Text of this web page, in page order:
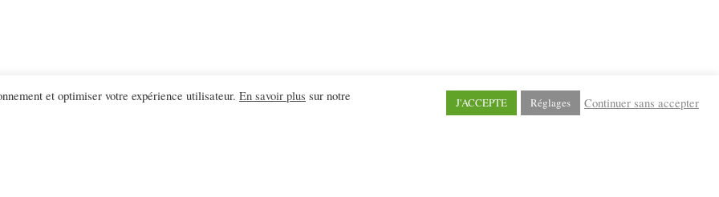
et optimiser votre expérience utilisateur. En savoir plus sur notre
J'ACCEPTE Réglages Continuer sans accepter